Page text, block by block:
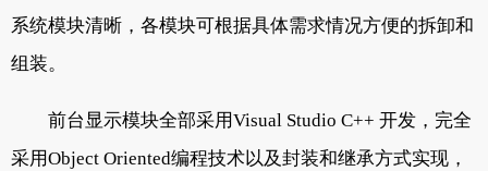
系统模块清晰，各模块可根据具体需求情况方便的拆卸和
组装。
前台显示模块全部采用Visual Studio C++ 开发，完全
采用Object Oriented编程技术以及封装和继承方式实现，